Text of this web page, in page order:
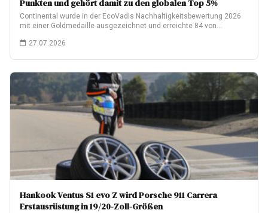
Punkten und gehört damit zu den globalen Top 5%
Continental wurde in der EcoVadis Nachhaltigkeitsbewertung 2026
mit einer Goldmedaille ausgezeichnet und erreichte 84 von…
27.07.2026
Hankook Ventus S1 evo Z wird Porsche 911 Carrera
Erstausrüstung in 19/20-Zoll-Größen